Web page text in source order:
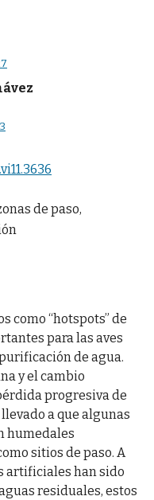
de paso,
como “hotspots” de
para las aves
de agua.
y el cambio
progresiva de
a que algunas
humedales
sitios de paso. A
artificiales han sido
residuales, estos